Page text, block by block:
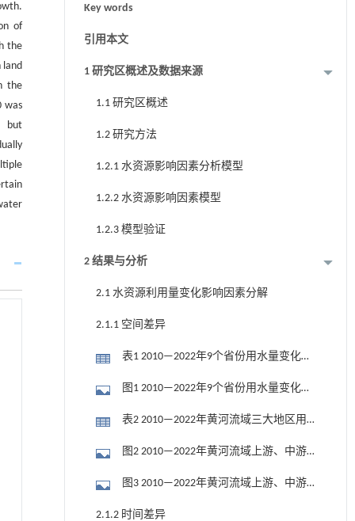
of
the
land
the
was
but
Key words
引用本文
1 研究区概述及数据来源
1.1 研究区概述
1.2 研究方法
1.2.1 水资源影响因素分析模型
1.2.2 水资源影响因素模型
1.2.3 模型验证
2 结果与分析
2.1 水资源利用量变化影响因素分解
2.1.1 空间差异
表1 2010—2022年9个省份用水量变化的
图1 2010—2022年9个省份用水量变化的
效应分解
表2 2010—2022年黄河流域三大地区用
图2 2010—2022年黄河流域上游、中游
和下游用水量效应值
图3 2010—2022年黄河流域上游、中游
和下游用水量各效应的贡献度
2.1.2 时间差异